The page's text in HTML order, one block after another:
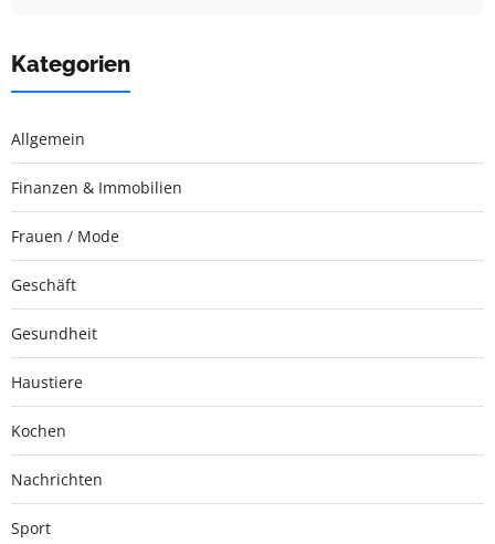
Kategorien
Allgemein
Finanzen & Immobilien
Frauen / Mode
Geschäft
Gesundheit
Haustiere
Kochen
Nachrichten
Sport